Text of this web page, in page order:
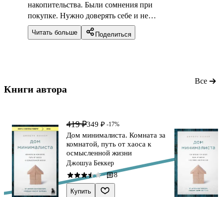
накопительства. Были сомнения при
покупке. Нужно доверять себе и не
торопиться при ознакомлении с
книгой в магазине. Огорчена. Деньги
Читать больше Поделиться
Книги автора
Все
419 ₽349 ₽ -17%
Дом минималиста. Комната за
комнатой, путь от хаоса к
осмысленной жизни
Джошуа Беккер
· 8
Купить